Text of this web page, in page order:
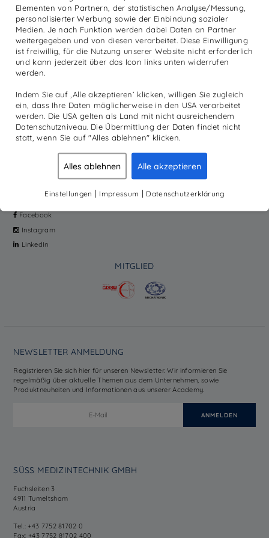
IN DEN WARENKORB
PRODUKTE
Reha
Diagnostik
Sport
Produkte
Academy
News
Kundenmagazine
Unternehmen
Jobs
Facebook
Instagram
LinkedIn
MITGLIED
NEWSLETTER ANMELDUNG
Registrieren Sie sich hier für unseren Newsletter. Wir informieren Sie
regelmäßig über aktuelle Themen aus dem Unternehmen, sowie
Produktneuheiten und Informationen aus unserer Academy.
SÜSS MEDIZINTECHNIK GMBH
Fuchsleiten 3
4911 Tumeltsham
Austria
Tel.: +43 7752 81702 0
Fax: +43 7752 81702 400
Elementen von Partnern, der statistischen Analyse/Messung,
personalisierter Werbung sowie der Einbindung sozialer
Medien. Je nach Funktion werden dabei Daten an Partner
weitergegeben und von diesen verarbeitet. Diese Einwilligung
ist freiwillig, für die Nutzung unserer Website nicht erforderlich
und kann jederzeit über das Icon links unten widerrufen
werden.
Indem Sie auf ‚Alle akzeptieren‘ klicken, willigen Sie zugleich
ein, dass Ihre Daten möglicherweise in den USA verarbeitet
werden. Die USA gelten als Land mit nicht ausreichendem
Datenschutzniveau. Die Übermittlung der Daten findet nicht
statt, wenn Sie auf "Alles ablehnen" klicken.
Alles ablehnen Alle akzeptieren
Einstellungen | Impressum | Datenschutzerklärung